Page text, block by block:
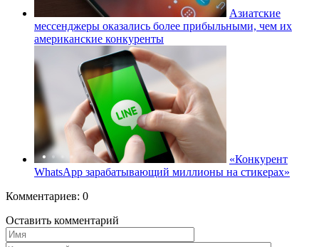
Азиатские
мессенджеры оказались более прибыльными, чем их
американские конкуренты
«Конкурент
WhatsApp зарабатывающий миллионы на стикерах»
Комментариев: 0
Оставить комментарий